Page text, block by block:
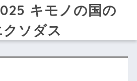
キモノの国の
クソダス